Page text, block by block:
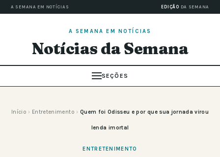
A SEMANA EM NOTÍCIAS EDIÇÃO DA SEMANA
A SEMANA EM NOTÍCIAS
Notícias da Semana
SEÇÕES
Início › Entretenimento › Quem foi Odisseu e por que sua jornada virou
lenda imortal
ENTRETENIMENTO